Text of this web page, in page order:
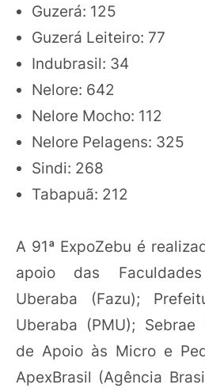
Guzerá: 125
Guzerá Leiteiro: 77
Indubrasil: 34
Nelore: 642
Nelore Mocho: 112
Nelore Pelagens: 325
Sindi: 268
Tabapuã: 212
A 91ª ExpoZebu é
apoio das
Uberaba (Fazu);
Uberaba (PMU); Sebrae
de Apoio às Micro e
ApexBrasil (Agência